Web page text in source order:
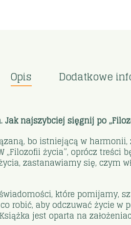
Opis Dodatkowe
najszybciej sięgnij po
bo istniejącą w
„Filozofii życia”, oprócz
zastanawiamy się, czym
które pomijamy,
robić, aby odczuwać życie w
jest oparta na